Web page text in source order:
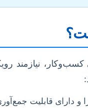
کسب‌وکار، نیازمند
و دارای قابلیت